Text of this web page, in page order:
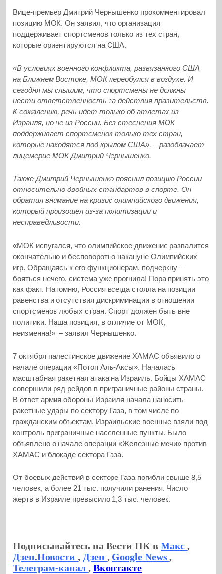
Вице-премьер Дмитрий Чернышенко прокомментировал
позицию МОК. Он заявил, что организация
поддерживает спортсменов только из тех стран,
которые ориентируются на США.
«В условиях военного конфликта, развязанного США
на Ближнем Востоке, МОК переобулся в воздухе. И
сегодня мы слышим, что спортсмены не должны
нести ответственность за действия правительств.
К сожалению, речь идет только об атлетах из
Израиля, но не из России. Без стеснения МОК
поддерживает спортсменов только тех стран,
которые находятся под крылом США», – разоблачает
лицемерие МОК Дмитрий Чернышенко.
Также Дмитрий Чернышенко пояснил позицию России
относительно двойных стандартов в спорте. Он
обратил внимание на кризис олимпийского движения,
который произошел из-за политизации и
несправедливости.
«МОК испугался, что олимпийское движение развалится
окончательно и бесповоротно накануне Олимпийских
игр. Обращаясь к его функционерам, подчеркну –
бояться нечего, система уже прогнила! Пора принять это
как факт. Напомню, Россия всегда стояла на позиции
равенства и отсутствия дискриминации в отношении
спортсменов любых стран. Спорт должен быть вне
политики. Наша позиция, в отличие от МОК,
неизменна!», – заявил Чернышенко.
7 октября палестинское движение ХАМАС объявило о
начале операции «Потоп Аль-Аксы». Началась
масштабная ракетная атака на Израиль. Бойцы ХАМАС
совершили ряд рейдов в приграничные районы страны.
В ответ армия обороны Израиля начала наносить
ракетные удары по сектору Газа, в том числе по
гражданским объектам. Израильские военные взяли под
контроль приграничные населенные пункты. Было
объявлено о начале операции «Железные мечи» против
ХАМАС и блокаде сектора Газа.
От боевых действий в секторе Газа погибли свыше 8,5
человек, а более 21 тыс. получили ранения. Число
жертв в Израиле превысило 1,3 тыс. человек.
Подписывайтесь на Вести ПК вМакс,
Дзен.Новости, Дзен, Google News,
Телеграм-канал,Вконтакте